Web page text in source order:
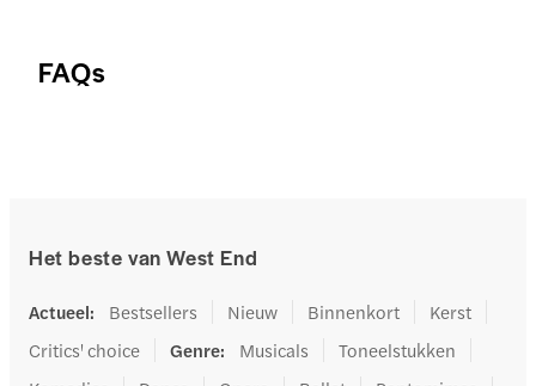
FAQs
Het beste van West End
Actueel: Bestsellers Nieuw Binnenkort
Kerst
Critics' choice
Genre: Musicals
Toneelstukken